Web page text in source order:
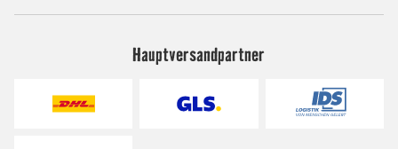
Hauptversandpartner